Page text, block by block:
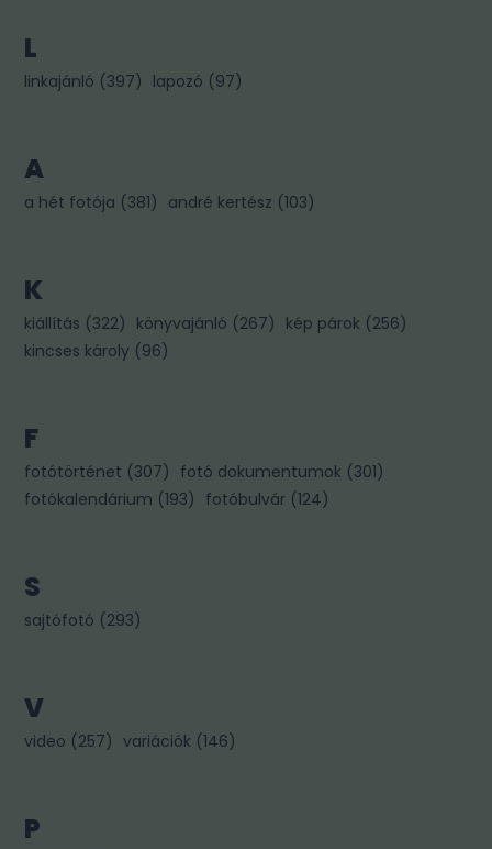
L
linkajánló (397) lapozó (97)
A
a hét fotója (381) andré kertész (103)
K
kiállítás (322) könyvajánló (267) kép párok (256)
kincses károly (96)
F
fotótörténet (307) fotó dokumentumok (301)
fotókalendárium (193) fotóbulvár (124)
S
sajtófotó (293)
V
video (257) variációk (146)
P